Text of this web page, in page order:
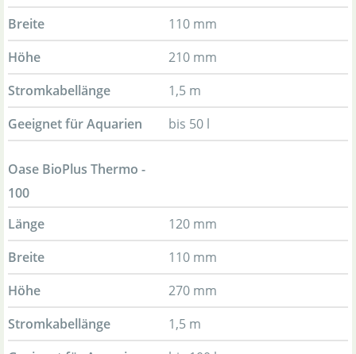
Breite
110 mm
Höhe
210 mm
Stromkabellänge
1,5 m
Geeignet für Aquarien
bis 50 l
Oase BioPlus Thermo -
100
Länge
120 mm
Breite
110 mm
Höhe
270 mm
Stromkabellänge
1,5 m